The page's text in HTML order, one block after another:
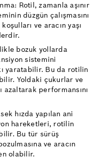
Rotil, zamanla aşınır
düzgün çalışmasını
ve aracın yaşı
bozuk yollarda
sistemini
yaratabilir. Bu da rotilin
Yoldaki çukurlar ve
azaltarak performansını
hızda yapılan ani
hareketleri, rotilin
Bu tür sürüş
ve aracın
olabilir.